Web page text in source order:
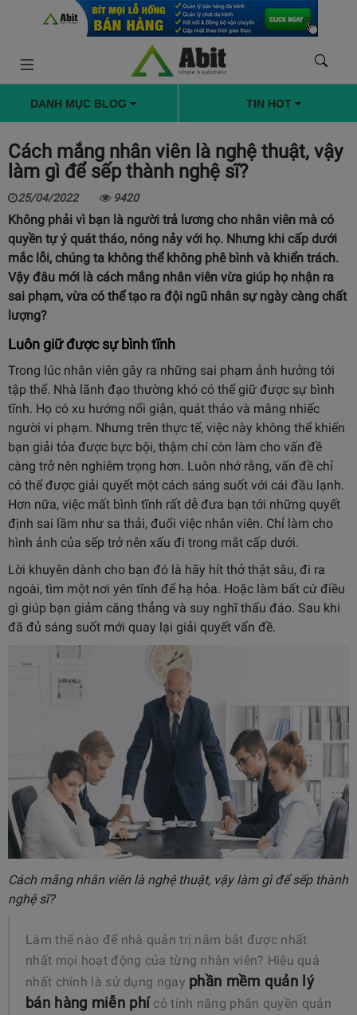
DANH MỤC BLOG TIN HOT
Cách mắng nhân viên là nghệ thuật, vậy
làm gì để sếp thành nghệ sĩ?
25/04/2022 9420
Không phải vì bạn là người trả lương cho nhân viên mà có
quyền tự ý quát tháo, nóng nảy với họ. Nhưng khi cấp dưới
mắc lỗi, chúng ta không thể không phê bình và khiển trách.
Vậy đâu mới là cách mắng nhân viên vừa giúp họ nhận ra
sai phạm, vừa có thể tạo ra đội ngũ nhân sự ngày càng chất
lượng?
Luôn giữ được sự bình tĩnh
Trong lúc nhân viên gây ra những sai phạm ảnh hưởng tới
tập thể. Nhà lãnh đạo thường khó có thể giữ được sự bình
tĩnh. Họ có xu hướng nổi giận, quát tháo và mắng nhiếc
người vi phạm. Nhưng trên thực tế, việc này không thể khiến
bạn giải tỏa được bực bội, thậm chí còn làm cho vấn đề
càng trở nên nghiêm trọng hơn. Luôn nhớ rằng, vấn đề chỉ
có thể được giải quyết một cách sáng suốt với cái đầu lạnh.
Hơn nữa, việc mất bình tĩnh rất dễ đưa bạn tới những quyết
định sai lầm như sa thải, đuổi việc nhân viên. Chỉ làm cho
hình ảnh của sếp trở nên xấu đi trong mắt cấp dưới.
Lời khuyên dành cho bạn đó là hãy hít thở thật sâu, đi ra
ngoài, tìm một nơi yên tĩnh để hạ hỏa. Hoặc làm bất cứ điều
gì giúp bạn giảm căng thẳng và suy nghĩ thấu đáo. Sau khi
đã đủ sáng suốt mới quay lại giải quyết vấn đề.
Cách mắng nhân viên là nghệ thuật, vậy làm gì để sếp thành
nghệ sĩ?
Làm thế nào để nhà quản trị nắm bắt được nhất
nhất mọi hoạt động của từng nhân viên? Hiệu quả
nhất chính là sử dụng ngay phần mềm quản lý
bán hàng miễn phí có tính năng phân quyền quản